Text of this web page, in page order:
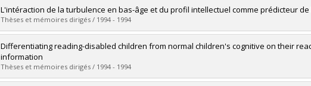
Graduate :Raynauld, Rachel
Cycle : Master's
Grade :M. Sc.
Lien vers le document dans Papyrus
L'intéraction de la turbulence en bas-âge et du profil intellectuel comme prédicteur
Thèses et mémoires dirigés / 1994 - 1994
Graduate :Laurent, France
Cycle :Master's
Grade :M. Sc.
Lien vers le document dans Papyrus
Differentiating reading-disabled children from normal children's cognitive on their
information
Thèses et mémoires dirigés / 1994 - 1994